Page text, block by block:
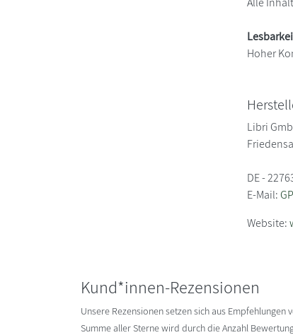
Hoher
Libri
DE -
E-Mail:
Website:
Kund*innen-Rezensionen
Unsere Rezensionen setzen sich aus
Summe aller Sterne wird durch die Anzahl